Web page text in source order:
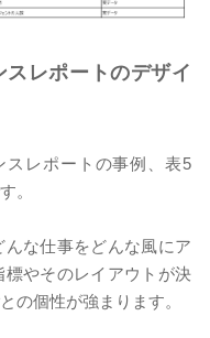
レポートのデザイ
スレポートの事例、表5
。
な仕事をどんな風にア
やそのレイアウトが決
の個性が強まります。